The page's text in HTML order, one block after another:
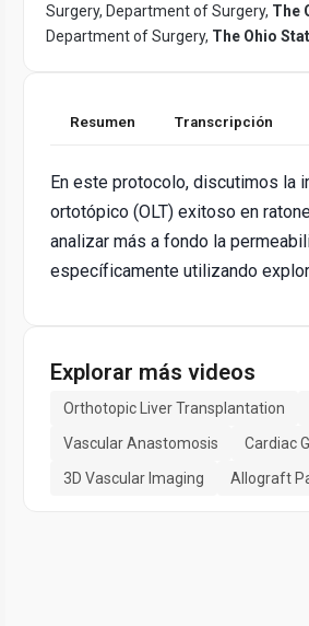
Surgery, Department of Surgery, The
Department of Surgery, The Ohio
Resumen Transcripción
En este protocolo, discutimos la
ortotópico (OLT) exitoso en
analizar más a fondo la
específicamente utilizando
Explorar más videos
Orthotopic Liver Transplantation
Vascular Anastomosis
Cardiac
3D Vascular Imaging
Allograft